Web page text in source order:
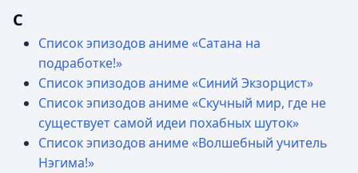
С
Список эпизодов аниме «Сатана на
подработке!»
Список эпизодов аниме «Синий Экзорцист»
Список эпизодов аниме «Скучный мир, где не
существует самой идеи похабных шуток»
Список эпизодов аниме «Волшебный учитель
Нэгима!»